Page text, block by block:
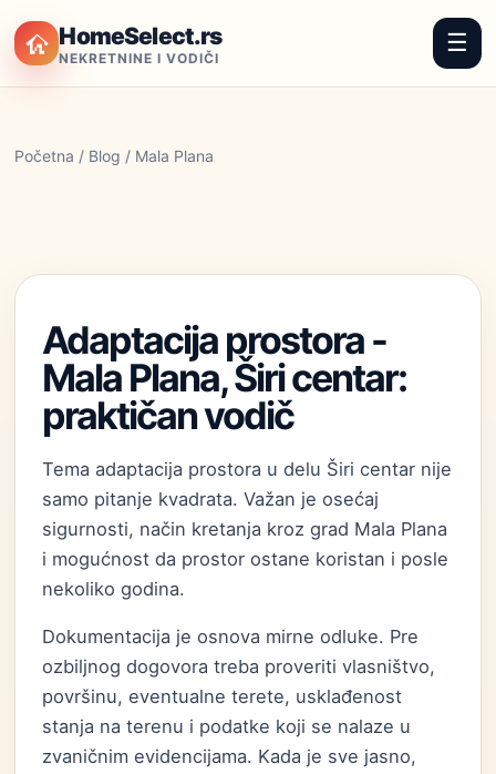
HomeSelect.rs
NEKRETNINE I VODIČI
☰
Početna / Blog / Mala Plana
Adaptacija prostora -
Mala Plana, Širi centar:
praktičan vodič
Tema adaptacija prostora u delu Širi centar nije
samo pitanje kvadrata. Važan je osećaj
sigurnosti, način kretanja kroz grad Mala Plana
i mogućnost da prostor ostane koristan i posle
nekoliko godina.
Dokumentacija je osnova mirne odluke. Pre
ozbiljnog dogovora treba proveriti vlasništvo,
površinu, eventualne terete, usklađenost
stanja na terenu i podatke koji se nalaze u
zvaničnim evidencijama. Kada je sve jasno,